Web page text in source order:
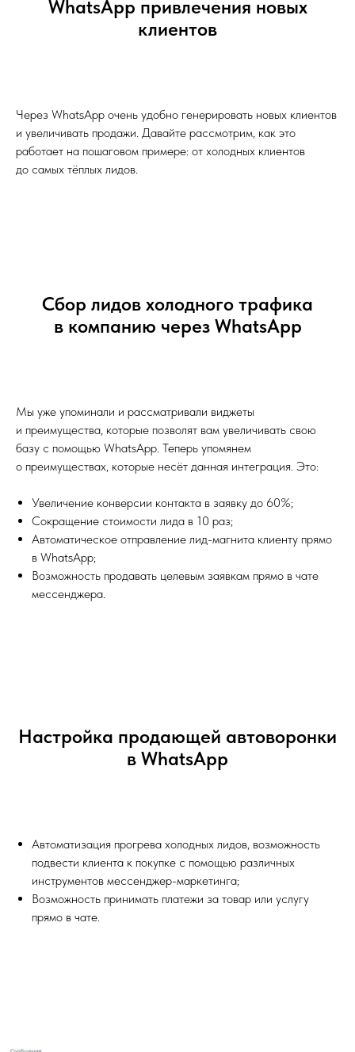
WhatsApp привлечения новых
клиентов
Через WhatsApp очень удобно генерировать новых клиентов
и увеличивать продажи. Давайте рассмотрим, как это
работает на пошаговом примере: от холодных клиентов
до самых тёплых лидов.
Сбор лидов холодного трафика
в компанию через WhatsApp
Мы уже упоминали и рассматривали виджеты
и преимущества, которые позволят вам увеличивать свою
базу с помощью WhatsApp. Теперь упомянем
о преимуществах, которые несёт данная интеграция. Это:
Увеличение конверсии контакта в заявку до 60%;
Сокращение стоимости лида в 10 раз;
Автоматическое отправление лид-магнита клиенту прямо
в WhatsApp;
Возможность продавать целевым заявкам прямо в чате
мессенджера.
Настройка продающей автоворонки
в WhatsApp
Автоматизация прогрева холодных лидов, возможность
подвести клиента к покупке с помощью различных
инструментов мессенджер-маркетинга;
Возможность принимать платежи за товар или услугу
прямо в чате.